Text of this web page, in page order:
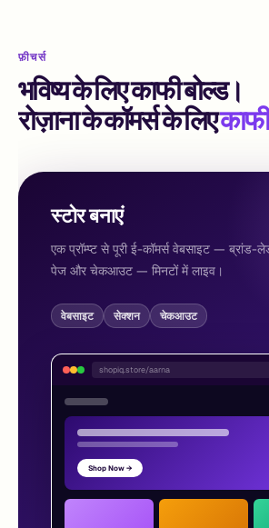
फ़ीचर्स
भविष्य के लिए काफी बोल्ड।
रोज़ाना के कॉमर्स के लिए
स्टोर बनाएं
एक प्रॉम्प्ट से पूरी ई-कॉमर्स वेबसाइट — ब्रांड-
पेज और चेकआउट — मिनटों में लाइव।
वेबसाइट सेक्शन चेकआउट
shopiq.store/aarna
Shop Now →